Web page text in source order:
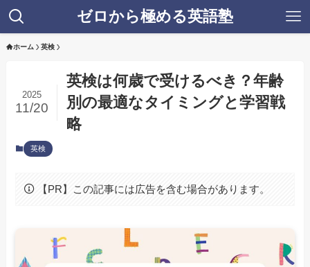
ゼロから極める英語塾
ホーム 英検
英検は何歳で受けるべき？年齢
別の最適なタイミングと学習戦
略
2025
11/20
英検
【PR】この記事には広告を含む場合があります。